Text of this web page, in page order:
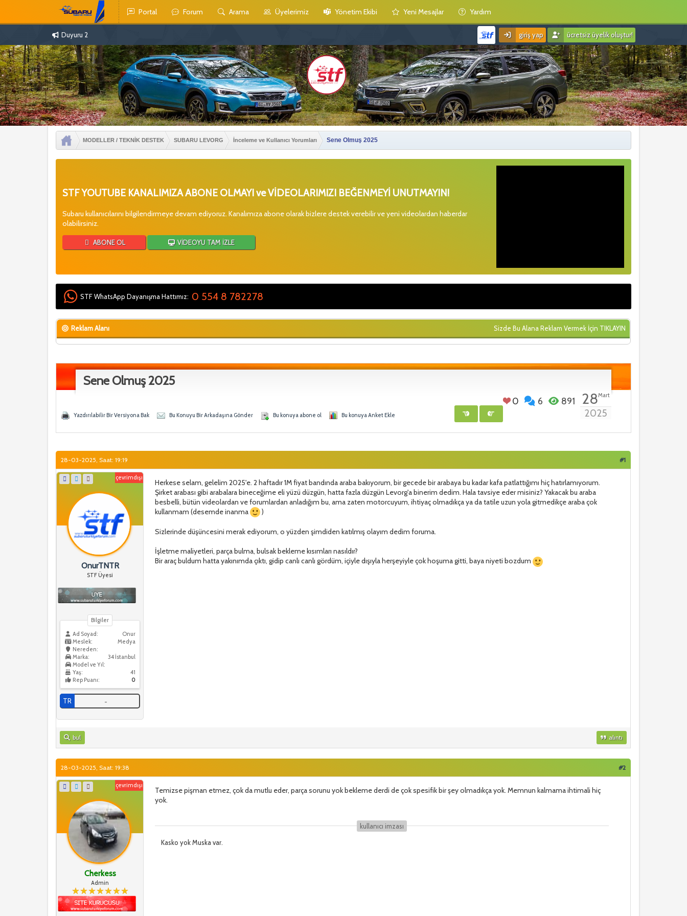
Portal Forum Arama Üyelerimiz Yönetim Ekibi Yeni Mesajlar Yardım
Duyuru 2 giriş yap ücretsiz üyelik oluştur!
MODELLER / TEKNİK DESTEK SUBARU LEVORG İnceleme ve Kullanıcı Yorumları Sene Olmuş 2025
STF YOUTUBE KANALIMIZA ABONE OLMAYI ve VİDEOLARIMIZI BEĞENMEYİ UNUTMAYIN!
Subaru kullanıcılarını bilgilendirmeye devam ediyoruz. Kanalımıza abone olarak bizlere destek verebilir ve yeni videolardan haberdar
olabilirsiniz.
ABONE OL VİDEOYU TAM İZLE
STF WhatsApp Dayanışma Hattımız: 0 554 8 782278
Reklam Alanı Sizde Bu Alana Reklam Vermek İçin TIKLAYIN
Sene Olmuş 2025
0 6 891 28Mart
2025
Yazdırılabilir Bir Versiyona Bak Bu Konuyu Bir Arkadaşına Gönder Bu konuya abone ol Bu konuya Anket Ekle
#1
28-03-2025, Saat: 19:19
çevrimdışı
OnurTNTR
STF Üyesi
Bilgiler
Ad Soyad:
Onur
Meslek:
Medya
Nereden:
34 İstanbul
Marka:
Model ve Yıl:
Yaş:
41
Rep Puanı:
0
TR -
Herkese selam, gelelim 2025'e. 2 haftadır 1M fiyat bandında araba bakıyorum, bir gecede bir arabaya bu kadar kafa patlattığımı hiç hatırlamıyorum.
Şirket arabası gibi arabalara bineceğime eli yüzü düzgün, hatta fazla düzgün Levorg'a binerim dedim. Hala tavsiye eder misiniz? Yakacak bu araba
besbelli, bütün videolardan ve forumlardan anladığım bu, ama zaten motorcuyum, ihtiyaç olmadıkça ya da tatile uzun yola gitmedikçe araba çok
kullanmam (desemde inanma
)
Sizlerinde düşüncesini merak ediyorum, o yüzden şimdiden katılmış olayım dedim foruma.
İşletme maliyetleri, parça bulma, bulsak bekleme kısımları nasıldır?
Bir araç buldum hatta yakınımda çıktı, gidip canlı canlı gördüm, içiyle dışıyla herşeyiyle çok hoşuma gitti, baya niyeti bozdum
bul alıntı
#2
28-03-2025, Saat: 19:38
çevrimdışı
Cherkess
Admin
Temizse pişman etmez, çok da mutlu eder, parça sorunu yok bekleme derdi de çok spesifik bir şey olmadıkça yok. Memnun kalmama ihtimali hiç
yok.
kullanıcı i̇mzası
Kasko yok Muska var.